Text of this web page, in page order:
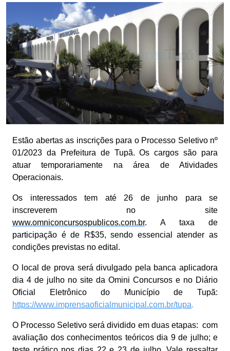
Estão abertas as inscrições para o Processo Seletivo nº
01/2023 da Prefeitura de Tupã. Os cargos são para
atuar temporariamente na área de Atividades
Operacionais.
Os interessados tem até 26 de junho para se
inscreverem no site
www.omniconcursospublicos.com.br. A taxa de
participação é de R$35, sendo essencial atender as
condições previstas no edital.
O local de prova será divulgado pela banca aplicadora
dia 4 de julho no site da Omini Concursos e no Diário
Oficial Eletrônico do Município de Tupã:
https://www.imprensaoficialmunicipal.com.br/tupa.
O Processo Seletivo será dividido em duas etapas: com
avaliação dos conhecimentos teóricos dia 9 de julho; e